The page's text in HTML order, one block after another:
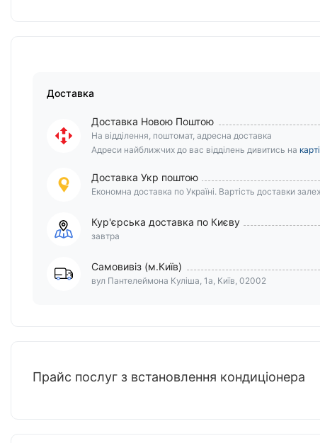
Доставка
Доставка Новою Поштою
На відділення, поштомат, адресна доставка
Адреси найближчих до вас відділень дивитись на карті
Доставка Укр поштою
Економна доставка по Україні. Вартість доставки
Кур'єрська доставка по Києву
завтра
Самовивіз (м.Київ)
вул Пантелеймона Куліша, 1а, Київ, 02002
Прайс послуг з встановлення кондиціонера